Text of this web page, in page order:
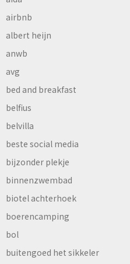
airbnb
albert heijn
anwb
avg
bed and breakfast
belfius
belvilla
beste social media
bijzonder plekje
binnenzwembad
biotel achterhoek
boerencamping
bol
buitengoed het sikkeler